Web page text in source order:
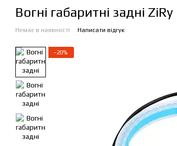
Вогні габаритні задні
Немає в наявності Написати відгук
−20%